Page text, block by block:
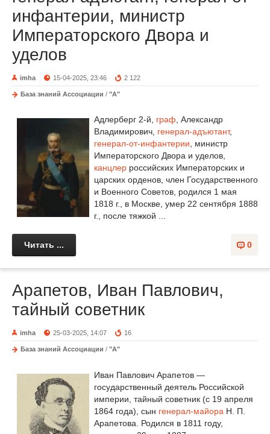
инфантерии, министр
Императорского Двора и
уделов
imha 15-04-2025, 23:46 2 122
База знаний Ассоциации / "А"
Адлерберг 2-й, граф, Александр
Владимирович, генерал-адъютант,
генерал-от-инфантерии, министр
Императорского Двора и уделов,
канцлер российских Императорских и
царских орденов, член Государственного
и Военного Советов, родился 1 мая
1818 г., в Москве, умер 22 сентября 1888
г., после тяжкой ...
0
Читать ...
Арапетов, Иван Павлович,
тайный советник
imha 25-03-2025, 14:07 16
База знаний Ассоциации / "А"
Иван Павлович Арапетов —
государственный деятель Российской
империи, тайный советник (с 19 апреля
1864 года), сын генерал-майора Н. П.
Арапетова. Родился в 1811 году,